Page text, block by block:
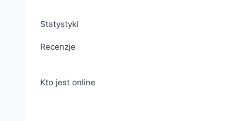
Statystyki
Recenzje
Kto jest online